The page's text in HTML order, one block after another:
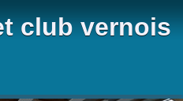
club vernois